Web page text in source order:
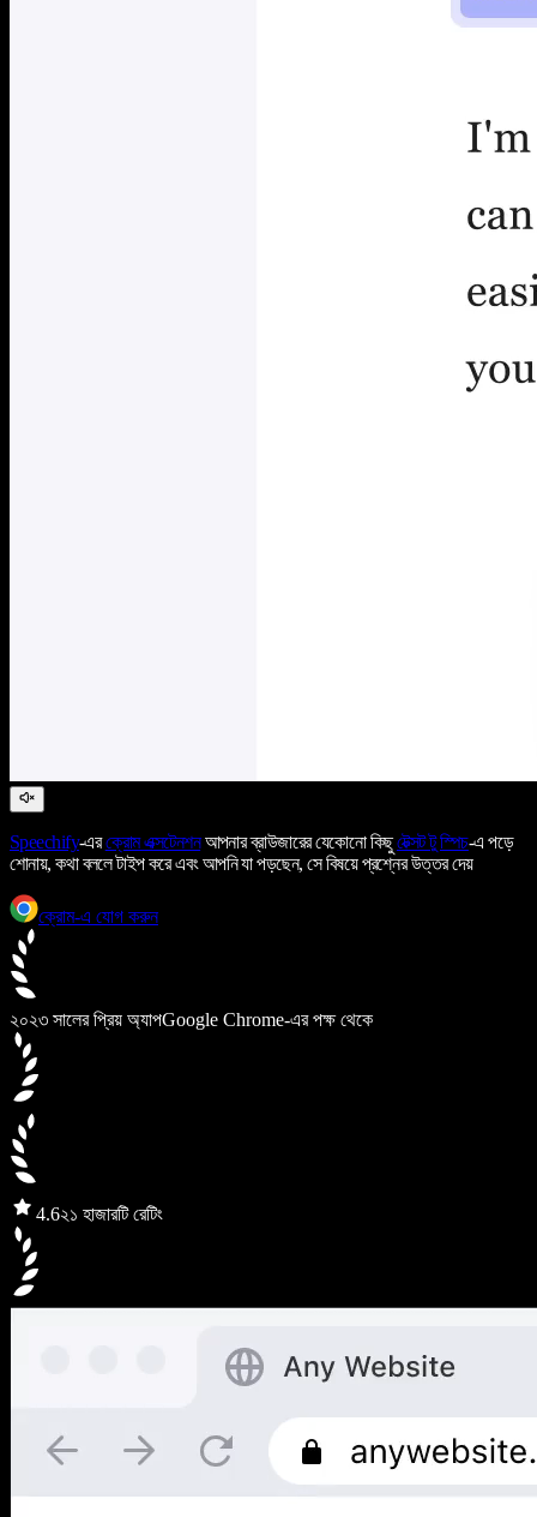
Speechify-এরক্রোম এক্সটেনশনআপনার ব্রাউজারের যেকোনো কিছুটেক্সট টু স্পিচ-এ পড়ে
শোনায়, কথা বললে টাইপ করে এবং আপনি যা পড়ছেন, সে বিষয়ে প্রশ্নের উত্তর দেয়
ক্রোম-এ যোগ করুন
২০২৩ সালের প্রিয় অ্যাপGoogle Chrome-এর পক্ষ থেকে
4.6২১ হাজারটি রেটিং